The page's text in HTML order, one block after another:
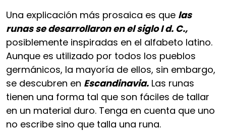
Una explicación más prosaica es que las
runas se desarrollaron en el siglo I d. C.,
posiblemente inspiradas en el alfabeto latino.
Aunque es utilizado por todos los pueblos
germánicos, la mayoría de ellos, sin embargo,
se descubren en Escandinavia. Las runas
tienen una forma tal que son fáciles de tallar
en un material duro. Tenga en cuenta que uno
no escribe sino que talla una runa.